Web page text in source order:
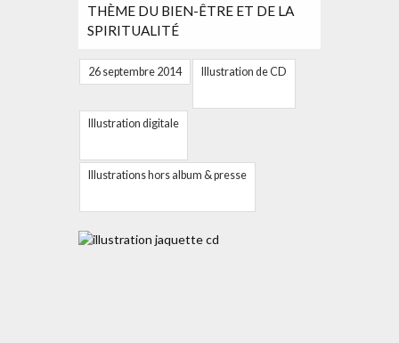
THÈME DU BIEN-ÊTRE ET DE LA
SPIRITUALITÉ
26 septembre 2014 Illustration de CD
Illustration digitale
Illustrations hors album & presse